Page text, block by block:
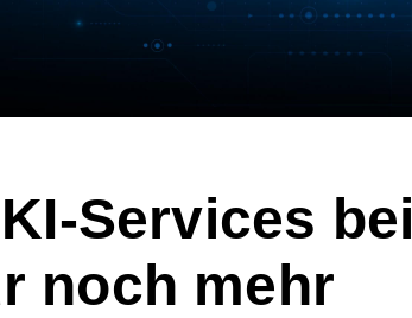
Services bei
noch mehr